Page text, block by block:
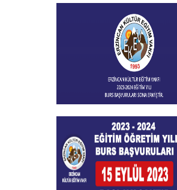
Vakfımızın 2023-2024 Yılı Burs
Toplantısı Yapıldı
+
Burs Başvuları Sona Ermiştir
+